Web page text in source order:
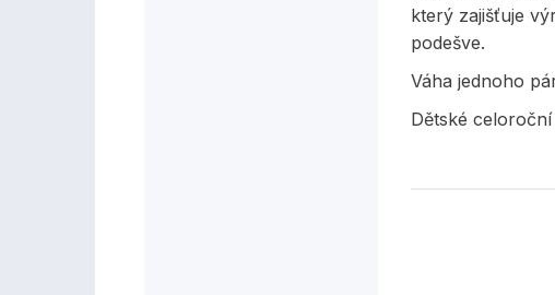
který zajišťuje
podešve.
Váha jednoho
Dětské